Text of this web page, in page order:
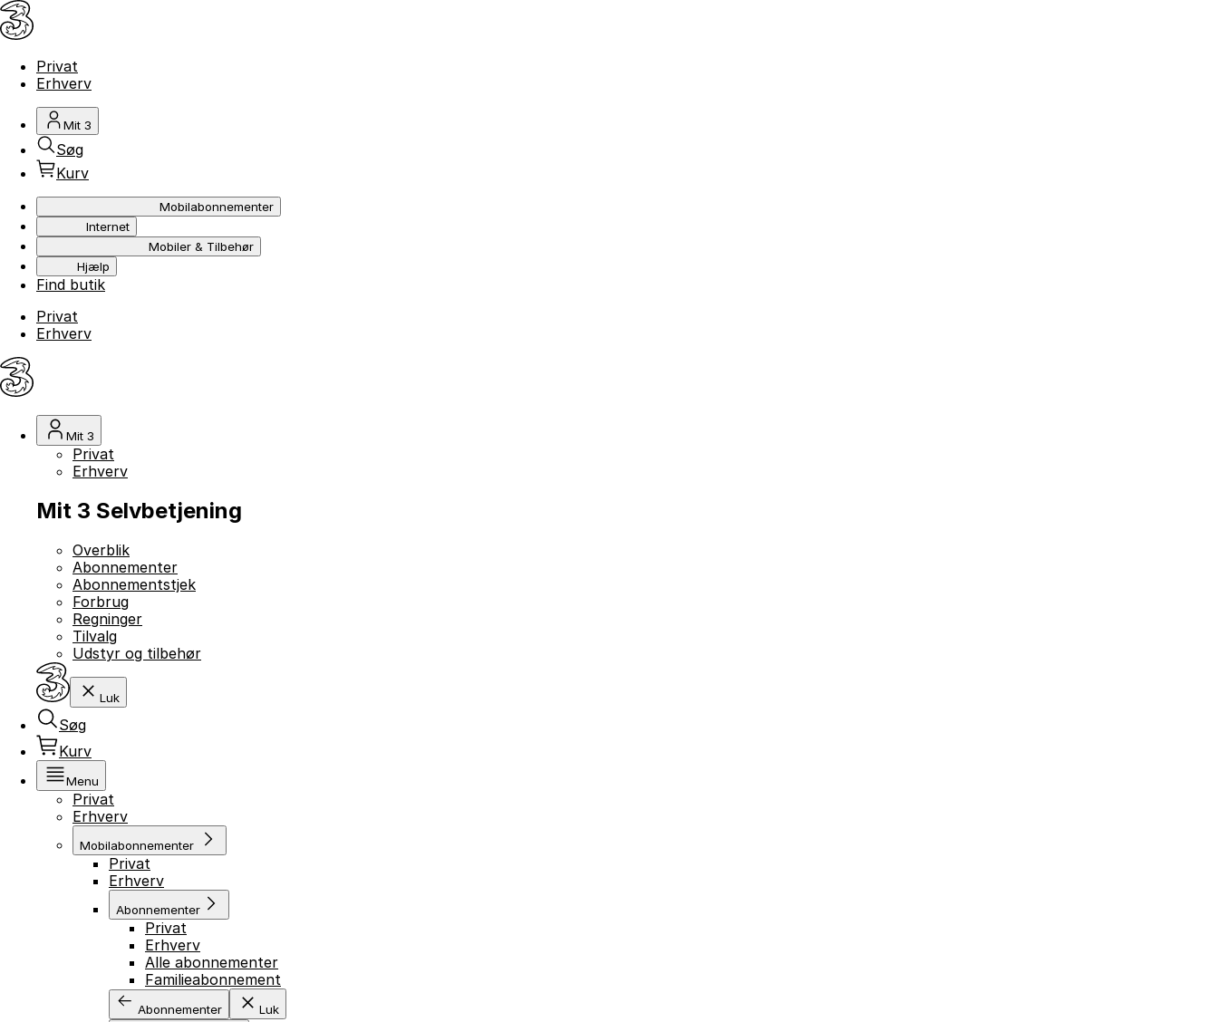
Privat
Erhverv
Mit 3
Søg
Kurv
Mobilabonnementer
Internet
Mobiler & Tilbehør
Hjælp
Find butik
Privat
Erhverv
Mit 3
Privat
Erhverv
Mit 3 Selvbetjening
Overblik
Abonnementer
Abonnementstjek
Forbrug
Regninger
Tilvalg
Udstyr og tilbehør
Luk
Søg
Kurv
Menu
Privat
Erhverv
Mobilabonnementer
Privat
Erhverv
Abonnementer
Privat
Erhverv
Alle abonnementer
Familieabonnement
Abonnementer Luk